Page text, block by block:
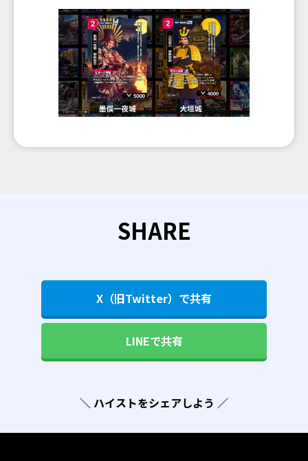
SHARE
X（旧Twitter）で共有
LINEで共有
＼ ハイストをシェアしよう ／